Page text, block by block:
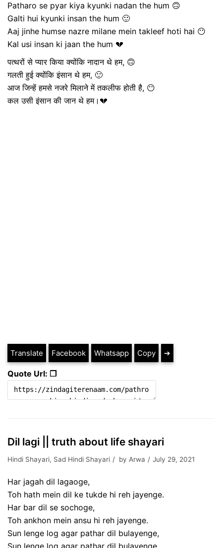
Patharo se pyar kiya kyunki nadan the hum 🙃
Galti hui kyunki insan the hum 🙂
Aaj jinhe humse nazre milane mein takleef hoti hai 😶
Kal usi insan ki jaan the hum 💔
पत्थरों से प्यार किया क्योंकि नादान थे हम, 🙃
गलती हुई क्योंकि इंसान थे हम, 🙂
आज जिन्हें हमसे नजरे मिलाने में तकलीफ होती है, 😶
कल उसी इंसान की जान थे हम।💔
Translate Facebook Whatsapp Copy ➔
Quote Url: ❐
Dil lagi || truth about life shayari
Hindi Shayari, Sad Hindi Shayari by Arwa July 29, 2021
Har jagah dil lagaoge,
Toh hath mein dil ke tukde hi reh jayenge.
Har bar dil se sochoge,
Toh ankhon mein ansu hi reh jayenge.
Sun lenge log agar pathar dil bulayenge,
Sun lenge log agar pathar dil bulayenge.